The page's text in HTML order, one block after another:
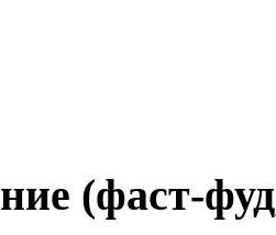
(фаст-